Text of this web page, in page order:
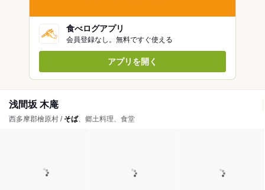
食べログアプリ
会員登録なし。無料ですぐ使える
アプリを開く
浅間坂 木庵
西多摩郡檜原村 / そば、郷土料理、食堂